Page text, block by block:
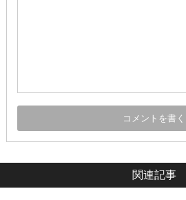
関連記事